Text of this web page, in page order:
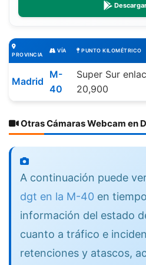
PROVINCIA
VÍA PUNTO KILOMÉTRICO
Madrid
M-
40
Super Sur
20,900
Otras Cámaras Webcam en
A continuación puede
dgt en la M-40 en
información del estado
cuanto a tráfico e
retenciones y atascos,